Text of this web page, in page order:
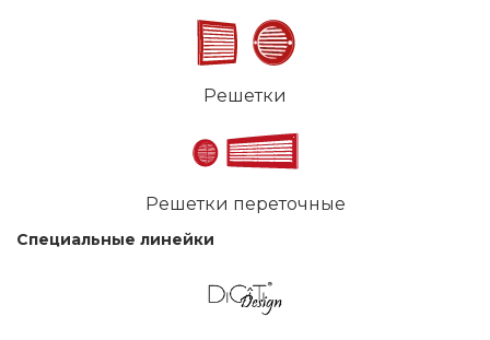
Решетки
Решетки переточные
Специальные линейки